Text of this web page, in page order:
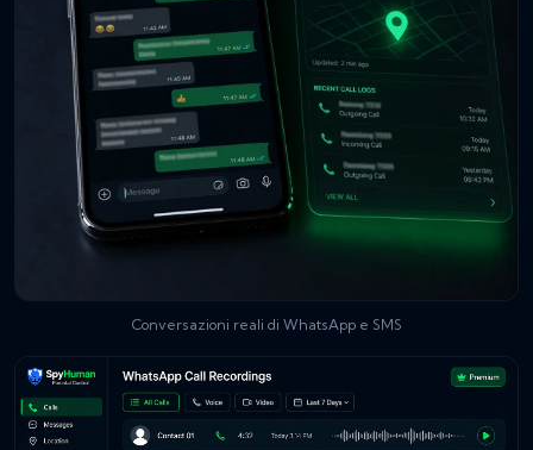
Conversazioni reali di WhatsApp e SMS